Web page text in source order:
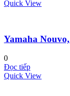
Quick View
Yamaha
0
Đọc tiếp
Quick View